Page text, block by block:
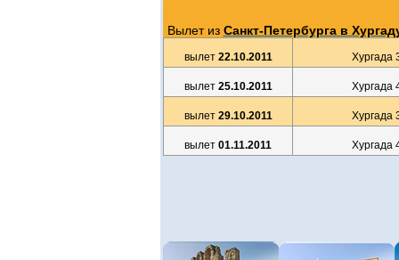
Вылет из Санкт-Петербурга в
вылет 22.10.2011 Хургада
вылет 25.10.2011 Хургада
вылет 29.10.2011 Хургада
вылет 01.11.2011 Хургада